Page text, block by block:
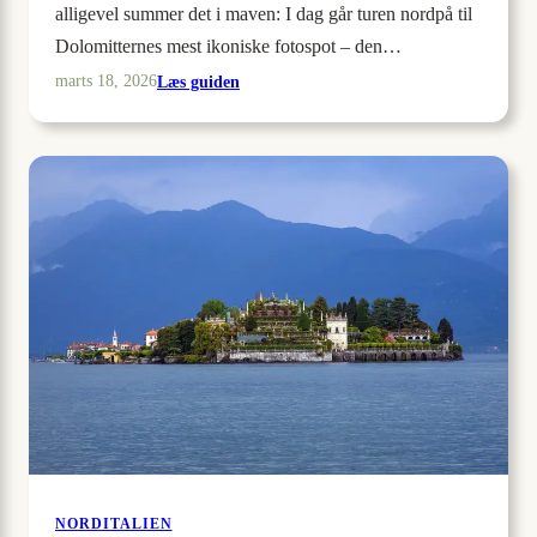
alligevel summer det i maven: I dag går turen nordpå til
Dolomitternes mest ikoniske fotospot – den…
marts 18, 2026Læs guiden
juli?
NORDITALIEN